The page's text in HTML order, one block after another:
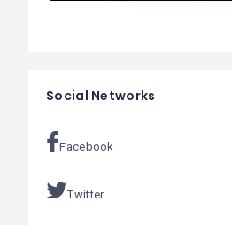
Social Networks
Facebook
Twitter